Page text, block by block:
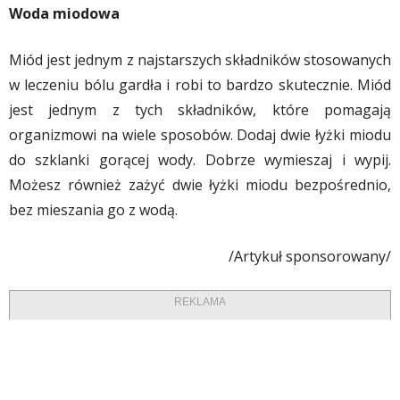
Woda miodowa
Miód jest jednym z najstarszych składników stosowanych
w leczeniu bólu gardła i robi to bardzo skutecznie. Miód
jest jednym z tych składników, które pomagają
organizmowi na wiele sposobów. Dodaj dwie łyżki miodu
do szklanki gorącej wody. Dobrze wymieszaj i wypij.
Możesz również zażyć dwie łyżki miodu bezpośrednio,
bez mieszania go z wodą.
/Artykuł sponsorowany/
REKLAMA